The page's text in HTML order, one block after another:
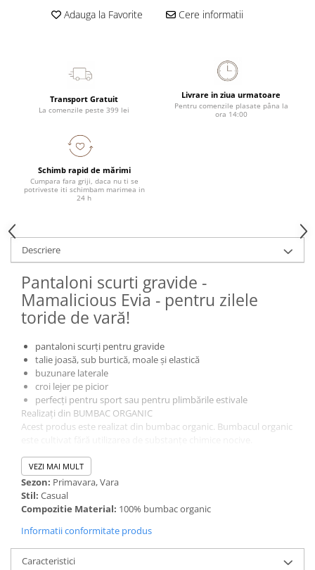
Adauga la Favorite Cere informatii
Transport Gratuit
La comenzile peste 399 lei
Livrare in ziua urmatoare
Pentru comenzile plasate pâna la
ora 14:00
Schimb rapid de mărimi
Cumpara fara griji, daca nu ti se
potriveste iti schimbam marimea in
24 h
Descriere
Pantaloni scurti gravide -
Mamalicious Evia - pentru zilele
toride de vară!
pantaloni scurți pentru gravide
talie joasă, sub burtică, moale și elastică
buzunare laterale
croi lejer pe picior
perfecți pentru sport sau pentru plimbările estivale
Realizați din BUMBAC ORGANIC
Acest produs este realizat din bumbac organic. Bumbacul organic
și fermierii.
VEZI MAI MULT
Sezon: Primavara, Vara
Stil: Casual
Compozitie Material: 100% bumbac organic
Informatii conformitate produs
Caracteristici